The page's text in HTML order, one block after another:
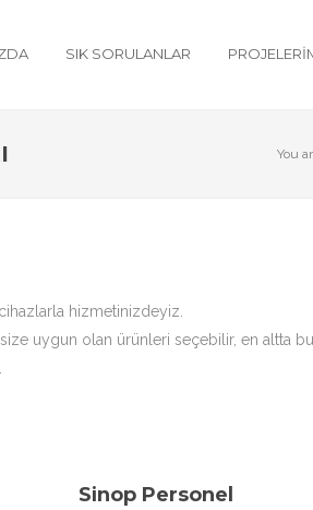
SIK SORULANLAR
You
hizmetinizdeyiz.
uygun olan ürünleri seçebilir, en altta
Sinop Personel